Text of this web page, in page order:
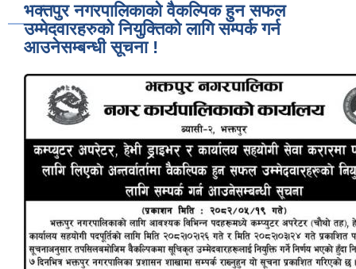
भक्तपुर नगरपालिकाको वैकल्पिक हुन सफल
उम्मेदवारहरुको नियुक्तिको लागि सम्पर्क गर्न
आउनेसम्बन्धी सूचना !